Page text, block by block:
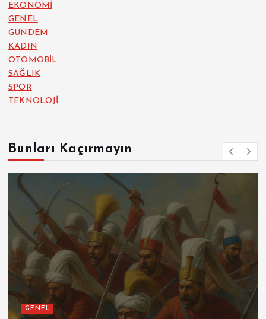
EKONOMİ
GENEL
GÜNDEM
KADIN
OTOMOBİL
SAĞLIK
SPOR
TEKNOLOJİ
Bunları Kaçırmayın
GENEL